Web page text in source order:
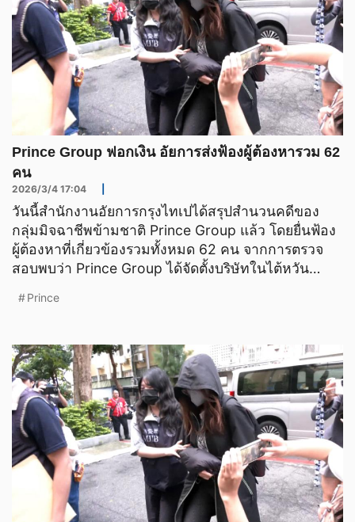
Prince Group ฟอกเงิน อัยการส่งฟ้องผู้ต้องหารวม 62
คน
2026/3/4 17:04
วันนี้สำนักงานอัยการกรุงไทเปได้สรุปสำนวนคดีของ
กลุ่มมิจฉาชีพข้ามชาติ Prince Group แล้ว โดยยื่นฟ้อง
ผู้ต้องหาที่เกี่ยวข้องรวมทั้งหมด 62 คน จากการตรวจ
สอบพบว่า Prince Group ได้จัดตั้งบริษัทในไต้หวัน
Prince